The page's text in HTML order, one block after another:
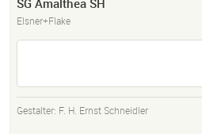
SG Amalthea SH
Elsner+Flake
Gestalter: F. H. Ernst Schneidler